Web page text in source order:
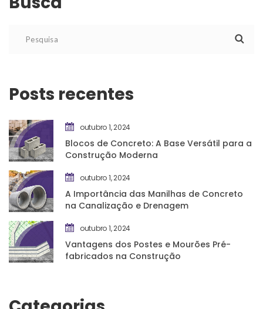
Posts recente
outubro 1, 2024
Blocos de Concreto: A Base Versátil para a
Construção Moderna
outubro 1, 2024
A Importância das Manilhas de Concreto
na Canalização e Drenagem
outubro 1, 2024
Vantagens dos Postes e Mourões Pré-
fabricados na Construção